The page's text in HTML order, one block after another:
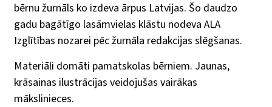
bērnu žurnāls ko izdeva ārpus Latvijas. Šo daudzo
gadu bagātīgo lasāmvielas klāstu nodeva ALA
Izglītības nozarei pēc žurnāla redakcijas slēgšanas.
Materiāli domāti pamatskolas bērniem. Jaunas,
krāsainas ilustrācijas veidojušas vairākas
mākslinieces.